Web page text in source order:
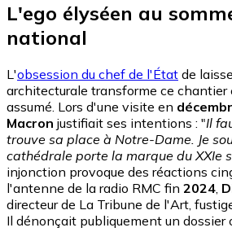
L'ego élyséen au
national
L'obsession du chef de l'État de
architecturale transforme ce chantier
assumé. Lors d'une visite en
Macron justifiait ses intentions : "Il
trouve sa place à Notre-Dame. Je
cathédrale porte la marque du XXIe
injonction provoque des réactions
l'antenne de la radio RMC fin 2024,
directeur de La Tribune de l'Art,
Il dénonçait publiquement un dossier